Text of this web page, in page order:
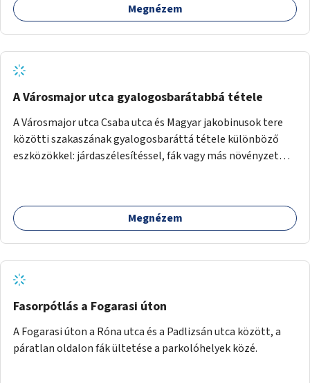
Megnézem
A Városmajor utca gyalogosbarátabbá tétele
A Városmajor utca Csaba utca és Magyar jakobinusok tere
közötti szakaszának gyalogosbaráttá tétele különböző
eszközökkel: járdaszélesítéssel, fák vagy más növényzet
Megnézem
Fasorpótlás a Fogarasi úton
A Fogarasi úton a Róna utca és a Padlizsán utca között, a
páratlan oldalon fák ültetése a parkolóhelyek közé.